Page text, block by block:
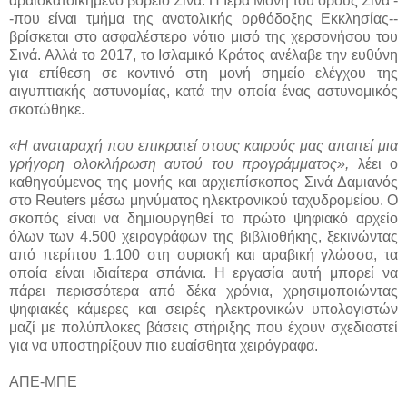
-που είναι τμήμα της ανατολικής ορθόδοξης Εκκλησίας--
βρίσκεται στο ασφαλέστερο νότιο μισό της χερσονήσου του
Σινά. Αλλά το 2017, το Ισλαμικό Κράτος ανέλαβε την ευθύνη
για επίθεση σε κοντινό στη μονή σημείο ελέγχου της
αιγυπτιακής αστυνομίας, κατά την οποία ένας αστυνομικός
σκοτώθηκε.
«Η αναταραχή που επικρατεί στους καιρούς μας απαιτεί μια
γρήγορη ολοκλήρωση αυτού του προγράμματος», λέει ο
καθηγούμενος της μονής και αρχιεπίσκοπος Σινά Δαμιανός
στο Reuters μέσω μηνύματος ηλεκτρονικού ταχυδρομείου. Ο
σκοπός είναι να δημιουργηθεί το πρώτο ψηφιακό αρχείο
όλων των 4.500 χειρογράφων της βιβλιοθήκης, ξεκινώντας
από περίπου 1.100 στη συριακή και αραβική γλώσσα, τα
οποία είναι ιδιαίτερα σπάνια. Η εργασία αυτή μπορεί να
πάρει περισσότερα από δέκα χρόνια, χρησιμοποιώντας
ψηφιακές κάμερες και σειρές ηλεκτρονικών υπολογιστών
μαζί με πολύπλοκες βάσεις στήριξης που έχουν σχεδιαστεί
για να υποστηρίξουν πιο ευαίσθητα χειρόγραφα.
ΑΠΕ-ΜΠΕ